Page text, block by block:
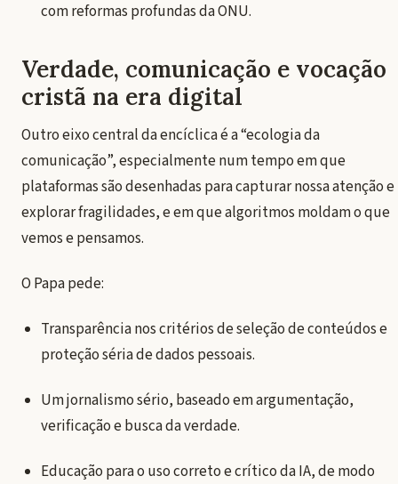
com reformas profundas da ONU.
Verdade, comunicação e vocação
cristã na era digital
Outro eixo central da encíclica é a “ecologia da
comunicação”, especialmente num tempo em que
plataformas são desenhadas para capturar nossa atenção e
explorar fragilidades, e em que algoritmos moldam o que
vemos e pensamos.
O Papa pede:
Transparência nos critérios de seleção de conteúdos e
proteção séria de dados pessoais.
Um jornalismo sério, baseado em argumentação,
verificação e busca da verdade.
Educação para o uso correto e crítico da IA, de modo